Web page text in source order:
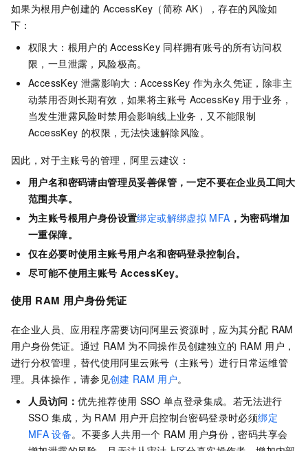
如果为根用户创建的 AccessKey（简称 AK），存在的风险如
下：
权限大：根用户的 AccessKey 同样拥有账号的所有访问权
限，一旦泄露，风险极高。
AccessKey 泄露影响大：AccessKey 作为永久凭证，除非主
动禁用否则长期有效，如果将主账号 AccessKey 用于业务，
当发生泄露风险时禁用会影响线上业务，又不能限制
AccessKey 的权限，无法快速解除风险。
因此，对于主账号的管理，阿里云建议：
用户名和密码请由管理员妥善保管，一定不要在企业员工间大
范围共享。
为主账号根用户身份设置绑定或解绑虚拟 MFA ，为密码增加
一重保障。
仅在必要时使用主账号用户名和密码登录控制台。
尽可能不使用主账号 AccessKey。
使用 RAM 用户身份凭证
在企业人员、应用程序需要访问阿里云资源时，应为其分配 RAM
用户身份凭证。通过 RAM 为不同操作员创建独立的 RAM 用户，
进行分权管理，替代使用阿里云账号（主账号）进行日常运维管
理。具体操作，请参见创建 RAM 用户。
人员访问： 优先推荐使用 SSO 单点登录集成。若无法进行
SSO 集成，为 RAM 用户开启控制台密码登录时必须绑定
MFA 设备。不要多人共用一个 RAM 用户身份，密码共享会